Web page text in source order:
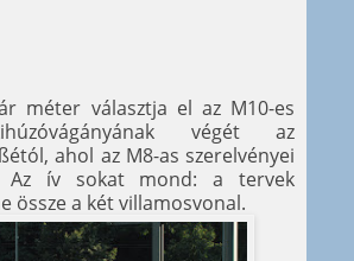
méter választja el az M10-es
végét az
ahol az M8-as szerelvényei
Az ív sokat mond: a tervek
össze a két villamosvonal.